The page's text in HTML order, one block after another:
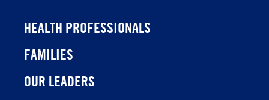
HEALTH PROFESSIONALS
FAMILIES
OUR LEADERS